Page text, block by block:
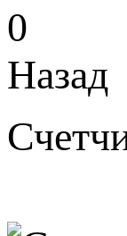
0
Назад